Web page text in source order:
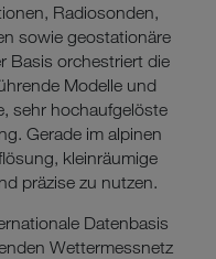
Radiosonden,
sowie geostationäre
Basis orchestriert die
Modelle und
sehr hochaufgelöste
Gerade im alpinen
kleinräumige
präzise zu nutzen.
Datenbasis
Wettermessnetz